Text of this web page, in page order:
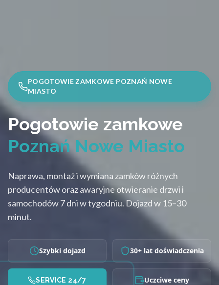
POGOTOWIE ZAMKOWE POZNAŃ NOWE
MIASTO
Pogotowie zamkowe
Poznań Nowe Miasto
Naprawa, montaż i wymiana zamków różnych
producentów oraz awaryjne otwieranie drzwi i
samochodów 7 dni w tygodniu. Dojazd w 15–30
minut.
Szybki dojazd 30+ lat doświadczenia
SERVICE 24/7 Uczciwe ceny